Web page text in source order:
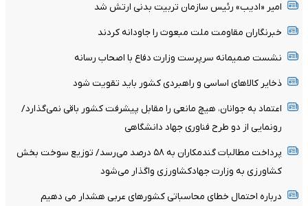
امیر «ادیب» رئیس سازمان تربیت بدنی ارتش شد
خبرنگاران مقاومت ملت مبعوث را جاودانه کردند
نشست صمیمانه سرپرست وزارت دفاع با اصحاب رسانه
ذخایر کالاهای اساسی و راهبردی کشور باید تقویت شود
اعتماد به جوانان، هیچ مانعی را مقابل پیشرفت کشور باقی نمی‌گذارد/
رونمایی از دو طرح فناوری جهاد دانشگاهی
پرداخت مطالبات گندمکاران به ۵۸ درصد می‌رسد/ توزیع سوخت بخش
کشاورزی به وزارت جهادکشاورزی واگذار می‌شود
درباره احتمال خطای محاسباتی کشورهای عربی هشدار می دهیم